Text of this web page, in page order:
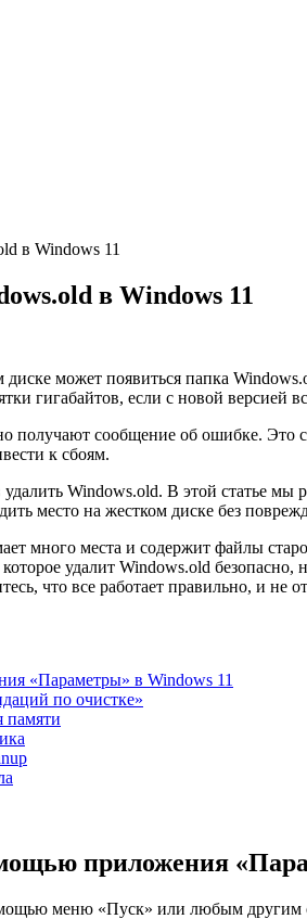
в Windows 11
в Windows 11
может появиться папка
гигабайтов, если с новой
сообщение об ошибке. Это
к сбоям.
Windows.old. В этой статье
место на жестком диске без
много места и содержит файлы
удалит Windows.old
что все работает правильно, и
«Параметры» в Windows 11
по очистке»
памяти
приложения
меню «Пуск» или любым другим